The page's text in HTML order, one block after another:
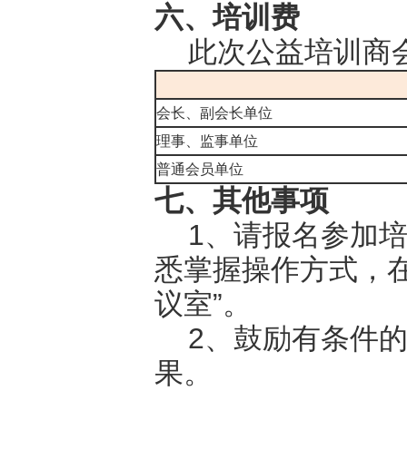
六、培训费
此次公益培训商
会长、副会长单位
理事、监事单位
普通会员单位
七、其他事项
1、请报名参加
悉掌握操作方式，
议室”。
2、鼓励有条件
果。